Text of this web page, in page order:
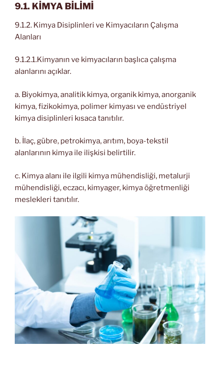
9.1. KİMYA BİLİMİ
9.1.2. Kimya Disiplinleri ve Kimyacıların Çalışma
Alanları
9.1.2.1.Kimyanın ve kimyacıların başlıca çalışma
alanlarını açıklar.
a. Biyokimya, analitik kimya, organik kimya, anorganik
kimya, fizikokimya, polimer kimyası ve endüstriyel
kimya disiplinleri kısaca tanıtılır.
b. İlaç, gübre, petrokimya, arıtım, boya-tekstil
alanlarının kimya ile ilişkisi belirtilir.
c. Kimya alanı ile ilgili kimya mühendisliği, metalurji
mühendisliği, eczacı, kimyager, kimya öğretmenliği
meslekleri tanıtılır.